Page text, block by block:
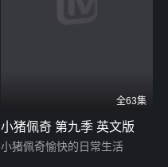
全63集
小猪佩奇 第九季 英文版
小猪佩奇愉快的日常生活